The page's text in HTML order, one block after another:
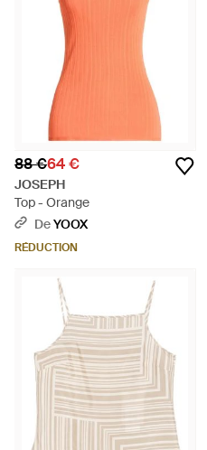
88 €64 €
JOSEPH
Top - Orange
DeYOOX
RÉDUCTION